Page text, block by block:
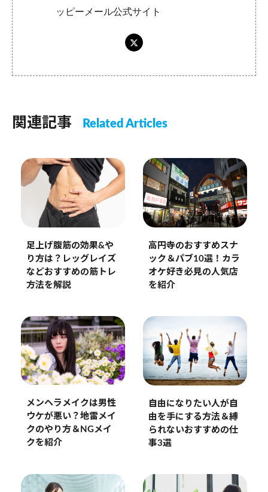
ッピーメール公式サイト
関連記事 Related Articles
足上げ腹筋の効果&や
り方は？レッグレイズ
などおすすめの筋トレ
方法を解説
高円寺のおすすめスナ
ック＆パブ10選！カラ
オケ好き必見の人気店
を紹介
メンヘラメイクは男性
ウケが悪い？地雷メイ
クのやり方＆NGメイ
クを紹介
自由になりたい人が自
由を手にする方法＆縛
られないおすすめの仕
事3選